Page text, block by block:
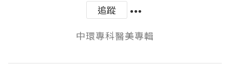
追蹤
中環專科醫美專輯